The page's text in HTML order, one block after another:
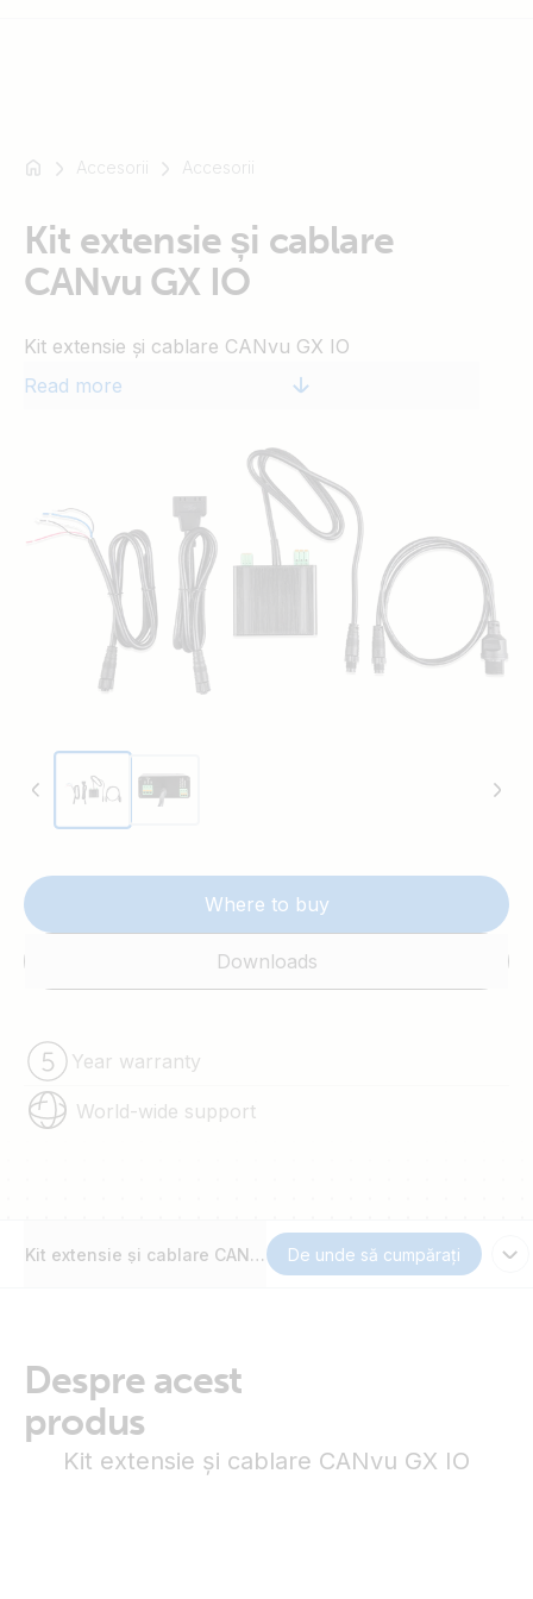
SmartSolar
Multiplus-
SmartShunt
Accesorii Accesorii
Kit extensie și cablare
CANvu GX IO
Kit extensie și cablare CANvu GX IO
Read more
Where to buy
Downloads
Year warranty
World-wide support
Kit extensie și cablare CANvu GX IODe unde să cumpărați
Despre acest
produs
Kit extensie și cablare CANvu GX IO